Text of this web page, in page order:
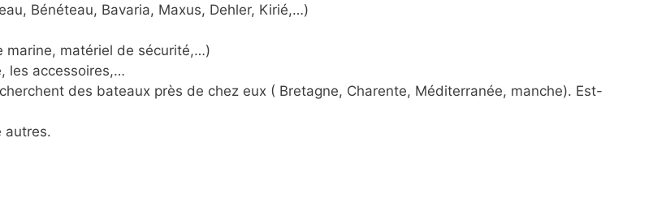
Bénéteau, Bavaria, Maxus, Dehler, Kirié,…)
marine, matériel de sécurité,…)
les accessoires,…
des bateaux près de chez eux ( Bretagne, Charente, Méditerranée, manche). Est-
autres.